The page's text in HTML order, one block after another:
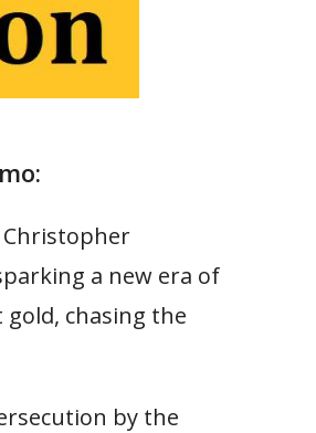
a new era of
chasing the
by the